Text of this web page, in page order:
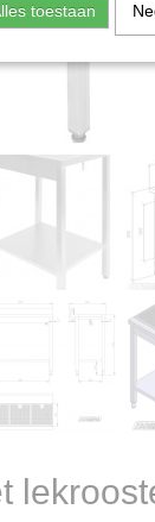
toestaan